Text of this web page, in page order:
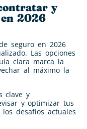
y
2026
seguro en 2026
Las opciones
clara marca la
al máximo la
clave y
y optimizar tus
desafíos actuales